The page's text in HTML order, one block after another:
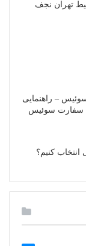
تهران نجف
– راهنمایی
سفارت سوئیس
انتخاب کنیم؟